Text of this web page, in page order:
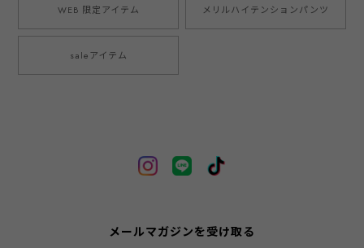
WEB 限定アイテム メリルハイテンションパンツ
saleアイテム
メールマガジンを受け取る